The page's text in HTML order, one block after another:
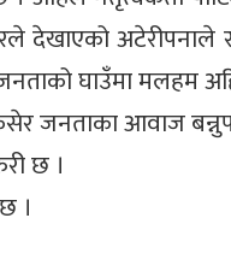
देखाएको
घाउँमा मलहम
जनताका आवाज
छ ।
।